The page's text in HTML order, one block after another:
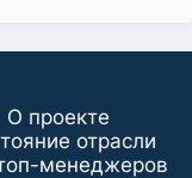
О проекте
отрасли
менеджеров